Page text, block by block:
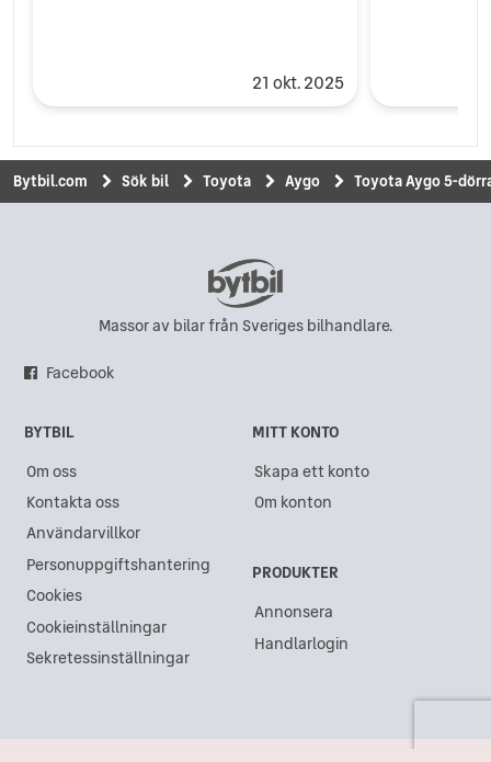
21 okt. 2025
Bytbil.com Sök bil Toyota Aygo Toyota Aygo 5-
Massor av bilar från Sveriges bilhandlare.
Facebook
BYTBIL
Om oss
Kontakta oss
Användarvillkor
Personuppgiftshantering
Cookies
Cookieinställningar
Sekretessinställningar
MITT KONTO
Skapa ett konto
Om konton
PRODUKTER
Annonsera
Handlarlogin